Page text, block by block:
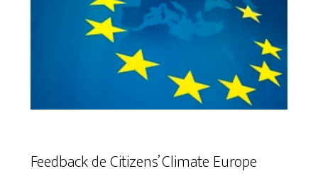
Feedback de Citizens’ Climate Europe